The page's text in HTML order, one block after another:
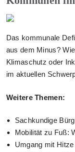
Das kommunale
aus dem Minus?
Klimaschutz oder
im aktuellen
Weitere Themen:
Sachkundige
Mobilität zu Fuß:
Umgang mit